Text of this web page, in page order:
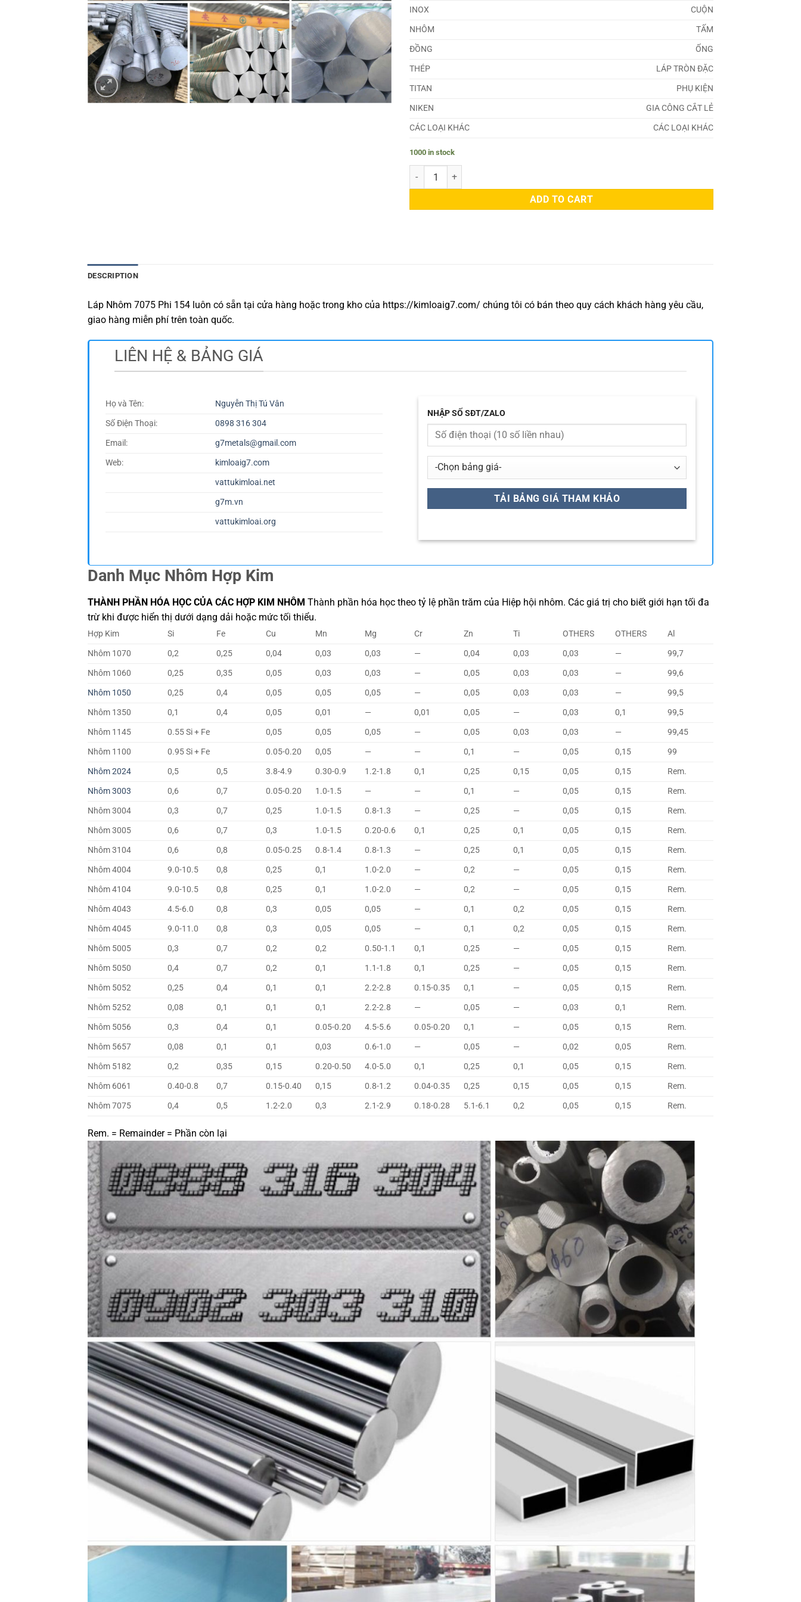
INOX
CUỘN
NHÔM
TẤM
ĐỒNG
ỐNG
THÉP
LÁP TRÒN ĐẶC
TITAN
PHỤ KIỆN
NIKEN
GIA CÔNG CẮT LẺ
CÁC LOẠI KHÁC
CÁC LOẠI KHÁC
1000 in stock
Láp Nhôm 7075 Phi 154 quantity
ADD TO CART
DESCRIPTION
Láp Nhôm 7075 Phi 154 luôn có sẵn tại cửa hàng hoặc trong kho của https://kimloaig7.com/ chúng tôi có bán theo quy cách khách hàng yêu cầu,
giao hàng miễn phí trên toàn quốc.
LIÊN HỆ & BẢNG GIÁ
Họ và Tên:
Nguyễn Thị Tú Vân
Số Điện Thoại:
0898 316 304
Email:
g7metals@gmail.com
Web:
kimloaig7.com
vattukimloai.net
g7m.vn
vattukimloai.org
NHẬP SỐ SĐT/ZALO
Danh Mục Nhôm Hợp Kim
THÀNH PHẦN HÓA HỌC CỦA CÁC HỢP KIM NHÔM Thành phần hóa học theo tỷ lệ phần trăm của Hiệp hội nhôm. Các giá trị cho biết giới hạn tối đa
trừ khi được hiển thị dưới dạng dải hoặc mức tối thiểu.
Hợp Kim Si Fe Cu Mn Mg Cr Zn Ti OTHERS OTHERS
Al
Nhôm 1070
0,2 0,25 0,04 0,03 0,03 — 0,04 0,03 0,03 —
99,7
Nhôm 1060
0,25 0,35 0,05 0,03 0,03 — 0,05 0,03 0,03 —
99,6
Nhôm 1050
0,25 0,4 0,05 0,05 0,05 — 0,05 0,03 0,03 —
99,5
Nhôm 1350
0,1 0,4 0,05 0,01 — 0,01 0,05 — 0,03 0,1
99,5
Nhôm 1145
0.55 Si + Fe 0,05 0,05 0,05 — 0,05 0,03 0,03 —
99,45
Nhôm 1100
0.95 Si + Fe 0.05-0.20 0,05 — — 0,1 — 0,05 0,15
99
Nhôm 2024
0,5 0,5 3.8-4.9 0.30-0.9 1.2-1.8 0,1 0,25 0,15 0,05 0,15
Rem.
Nhôm 3003
0,6 0,7 0.05-0.20 1.0-1.5 — — 0,1 — 0,05 0,15
Rem.
Nhôm 3004
0,3 0,7 0,25 1.0-1.5 0.8-1.3 — 0,25 — 0,05 0,15
Rem.
Nhôm 3005
0,6 0,7 0,3 1.0-1.5 0.20-0.6 0,1 0,25 0,1 0,05 0,15
Rem.
Nhôm 3104
0,6 0,8 0.05-0.25 0.8-1.4 0.8-1.3 — 0,25 0,1 0,05 0,15
Rem.
Nhôm 4004
9.0-10.5 0,8 0,25 0,1 1.0-2.0 — 0,2 — 0,05 0,15
Rem.
Nhôm 4104
9.0-10.5 0,8 0,25 0,1 1.0-2.0 — 0,2 — 0,05 0,15
Rem.
Nhôm 4043
4.5-6.0 0,8 0,3 0,05 0,05 — 0,1 0,2 0,05 0,15
Rem.
Nhôm 4045
9.0-11.0 0,8 0,3 0,05 0,05 — 0,1 0,2 0,05 0,15
Rem.
Nhôm 5005
0,3 0,7 0,2 0,2 0.50-1.1 0,1 0,25 — 0,05 0,15
Rem.
Nhôm 5050
0,4 0,7 0,2 0,1 1.1-1.8 0,1 0,25 — 0,05 0,15
Rem.
Nhôm 5052
0,25 0,4 0,1 0,1 2.2-2.8 0.15-0.35 0,1 — 0,05 0,15
Rem.
Nhôm 5252
0,08 0,1 0,1 0,1 2.2-2.8 — 0,05 — 0,03 0,1
Rem.
Nhôm 5056
0,3 0,4 0,1 0.05-0.20 4.5-5.6 0.05-0.20 0,1 — 0,05 0,15
Rem.
Nhôm 5657
0,08 0,1 0,1 0,03 0.6-1.0 — 0,05 — 0,02 0,05
Rem.
Nhôm 5182
0,2 0,35 0,15 0.20-0.50 4.0-5.0 0,1 0,25 0,1 0,05 0,15
Rem.
Nhôm 6061
0.40-0.8 0,7 0.15-0.40 0,15 0.8-1.2 0.04-0.35 0,25 0,15 0,05 0,15
Rem.
Nhôm 7075
0,4 0,5 1.2-2.0 0,3 2.1-2.9 0.18-0.28 5.1-6.1 0,2 0,05 0,15 Rem.
Rem. = Remainder = Phần còn lại